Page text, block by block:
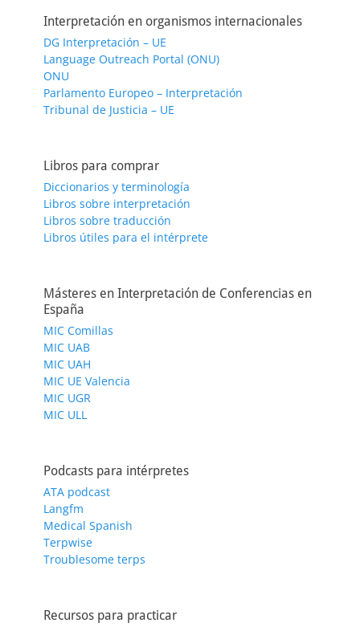
Interpretación en organismos internacionales
DG Interpretación – UE
Language Outreach Portal (ONU)
ONU
Parlamento Europeo – Interpretación
Tribunal de Justicia – UE
Libros para comprar
Diccionarios y terminología
Libros sobre interpretación
Libros sobre traducción
Libros útiles para el intérprete
Másteres en Interpretación de Conferencias en
España
MIC Comillas
MIC UAB
MIC UAH
MIC UE Valencia
MIC UGR
MIC ULL
Podcasts para intérpretes
ATA podcast
Langfm
Medical Spanish
Terpwise
Troublesome terps
Recursos para practicar